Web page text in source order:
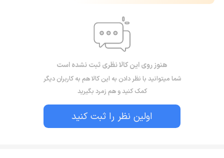
هنوز روی این کالا نظری ثبت نشده است
شما میتوانید با نظر دادن به این کالا هم به کاربران دیگر
کمک کنید و هم زمرد بگیرید
اولین نظر را ثبت کنید